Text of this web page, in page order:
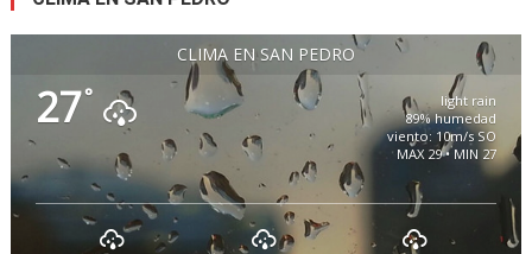
CLIMA EN SAN PEDRO
27°
light rain
89% humedad
viento: 10m/s SO
MAX 29 • MIN 27